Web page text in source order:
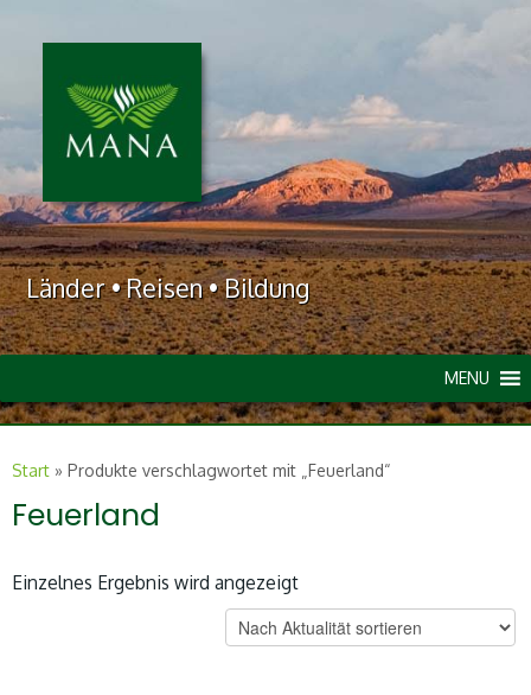
Länder • Reisen • Bildung
MENU
Start » Produkte verschlagwortet mit „Feuerland“
Feuerland
Einzelnes Ergebnis wird angezeigt